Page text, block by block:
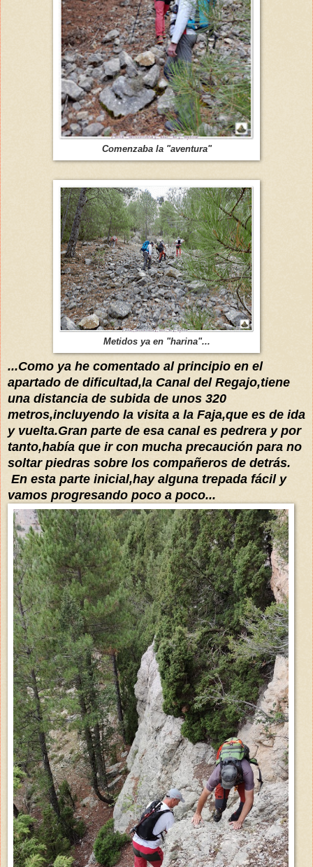
Comenzaba la "aventura"
Metidos ya en "harina"...
...Como ya he comentado al principio en el
apartado de dificultad,la Canal del Regajo,tiene
una distancia de subida de unos 320
metros,incluyendo la visita a la Faja,que es de ida
y vuelta.Gran parte de esa canal es pedrera y por
tanto,había que ir con mucha precaución para no
soltar piedras sobre los compañeros de detrás.
En esta parte inicial,hay alguna trepada fácil y
vamos progresando poco a poco...